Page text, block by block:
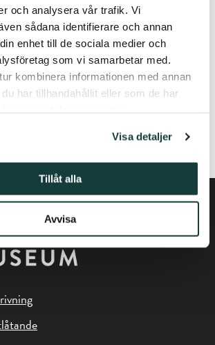
och analysera vår trafik. Vi
sådana identifierare och annan
enhet till de sociala medier och
som vi samarbetar med.
kombinera informationen med annan
har tillhandahållit eller som de har
Visa detaljer
Tillåt alla
Avvisa
på Biskopsgatan 14 öppnar också
för att välkomna besökare under
uutinen/2024-04-29_museoiden-